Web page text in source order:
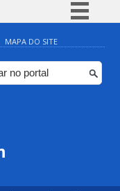
Simplifique!
Comunica BR
Participe
MAPA DO SITE